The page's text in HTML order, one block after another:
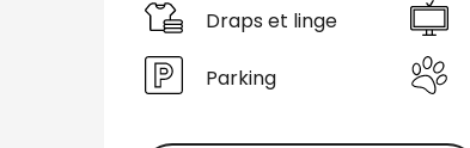
Draps et linge
Parking